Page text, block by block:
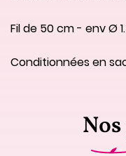
Fil de 50 cm - env
Conditionnées en